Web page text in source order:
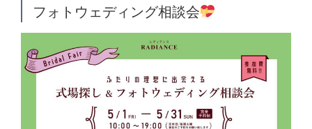
フォトウェディング相談会